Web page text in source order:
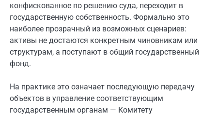
конфискованное по решению суда, переходит в
государственную собственность. Формально это
наиболее прозрачный из возможных сценариев:
активы не достаются конкретным чиновникам или
структурам, а поступают в общий государственный
фонд.
На практике это означает последующую передачу
объектов в управление соответствующим
государственным органам — Комитету